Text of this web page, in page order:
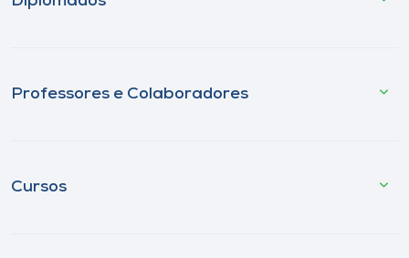
Professores e Colaboradores
Cursos